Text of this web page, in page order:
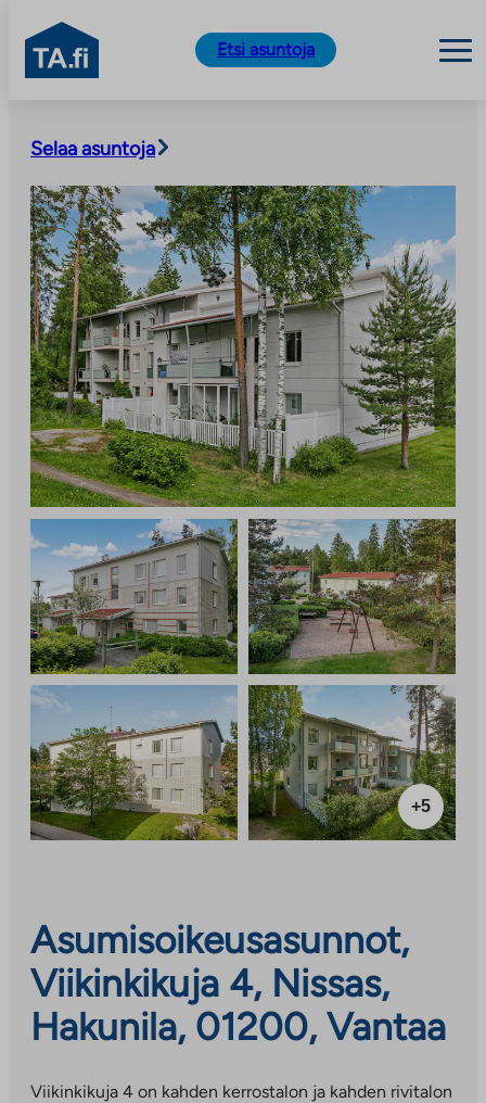
sisältöön
TA.fi
Etsi asuntoja
Selaa asuntoja
+5
Asumisoikeusasunnot,
Viikinkikuja 4, Nissas,
Hakunila, 01200, Vantaa
Viikinkikuja 4 on kahden kerrostalon ja kahden rivitalon